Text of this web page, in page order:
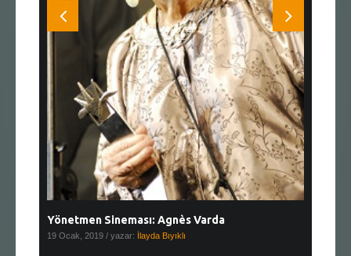
Yönetmen Sineması: Agnès Varda
19 Ocak, 2019 / yazar: İlayda Bıyıklı